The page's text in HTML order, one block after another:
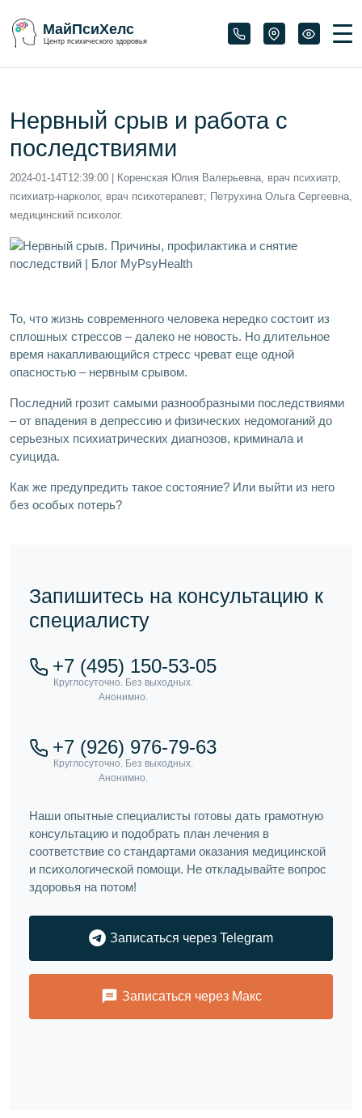
МайПсиХелс
Центр психического здоровья
Нервный срыв и работа с
последствиями
2024-01-14T12:39:00 | Коренская Юлия Валерьевна, врач психиатр,
психиатр-нарколог, врач психотерапевт; Петрухина Ольга Сергеевна,
медицинский психолог.
То, что жизнь современного человека нередко состоит из
сплошных стрессов – далеко не новость. Но длительное
время накапливающийся стресс чреват еще одной
опасностью – нервным срывом.
Последний грозит самыми разнообразными последствиями
– от впадения в депрессию и физических недомоганий до
серьезных психиатрических диагнозов, криминала и
суицида.
Как же предупредить такое состояние? Или выйти из него
без особых потерь?
Запишитесь на консультацию к
специалисту
+7 (495) 150-53-05
+7 (926) 976-79-63
Наши опытные специалисты готовы дать грамотную
консультацию и подобрать план лечения в
соответствие со стандартами оказания медицинской
и психологической помощи. Не откладывайте вопрос
здоровья на потом!
Записаться через Telegram
Записаться через Макс